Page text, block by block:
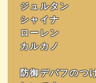
ジュルタン
シャイナ
ローレン
カルカノ
防御デバフのつ